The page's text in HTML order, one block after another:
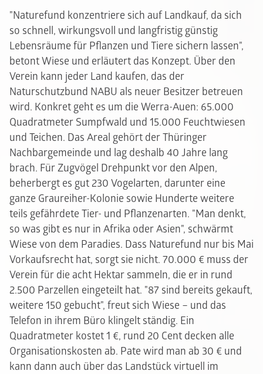
"Naturefund konzentriere sich auf Landkauf, da sich
so schnell, wirkungsvoll und langfristig günstig
Lebensräume für Pflanzen und Tiere sichern lassen",
betont Wiese und erläutert das Konzept. Über den
Verein kann jeder Land kaufen, das der
Naturschutzbund NABU als neuer Besitzer betreuen
wird. Konkret geht es um die Werra-Auen: 65.000
Quadratmeter Sumpfwald und 15.000 Feuchtwiesen
und Teichen. Das Areal gehört der Thüringer
Nachbargemeinde und lag deshalb 40 Jahre lang
brach. Für Zugvögel Drehpunkt vor den Alpen,
beherbergt es gut 230 Vogelarten, darunter eine
ganze Graureiher-Kolonie sowie Hunderte weitere
teils gefährdete Tier- und Pflanzenarten. "Man denkt,
so was gibt es nur in Afrika oder Asien", schwärmt
Wiese von dem Paradies. Dass Naturefund nur bis Mai
Vorkaufsrecht hat, sorgt sie nicht. 70.000 € muss der
Verein für die acht Hektar sammeln, die er in rund
2.500 Parzellen eingeteilt hat. "87 sind bereits gekauft,
weitere 150 gebucht", freut sich Wiese – und das
Telefon in ihrem Büro klingelt ständig. Ein
Quadratmeter kostet 1 €, rund 20 Cent decken alle
Organisationskosten ab. Pate wird man ab 30 € und
kann dann auch über das Landstück virtuell im